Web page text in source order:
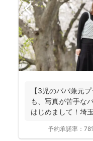
【3児のパパ兼元
も、写真が苦手な
はじめまして！埼
予約承諾率：